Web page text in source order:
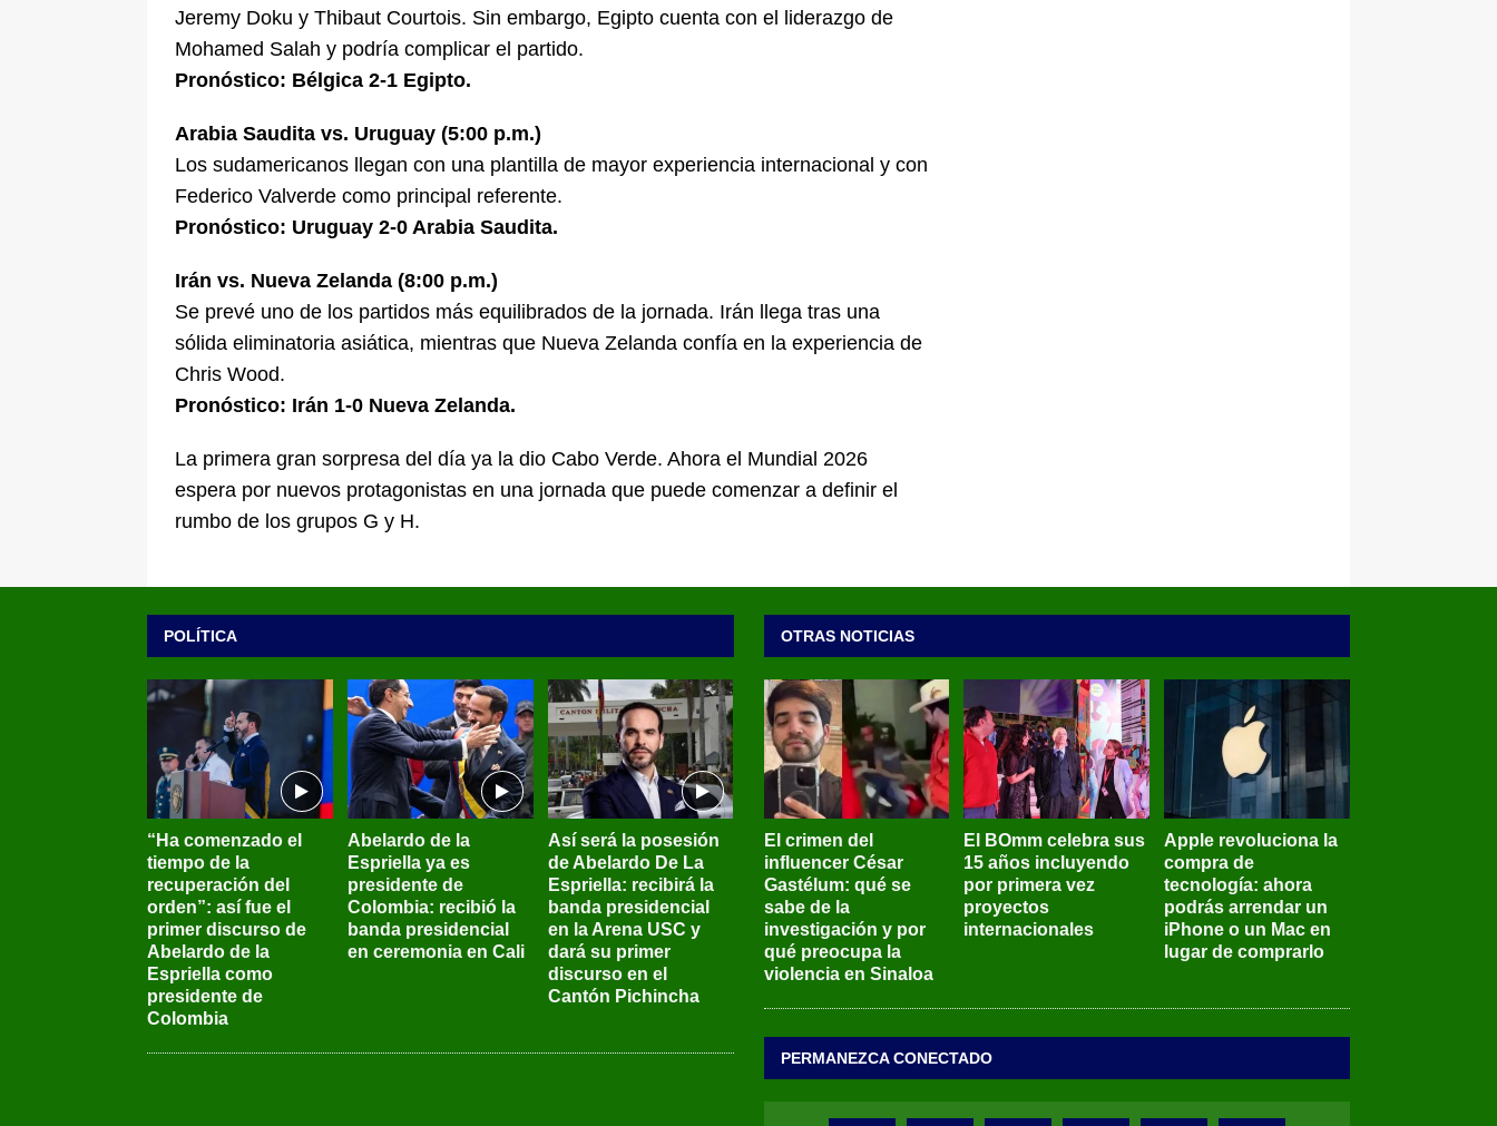
Jeremy Doku y Thibaut Courtois. Sin embargo, Egipto cuenta con el liderazgo de
Mohamed Salah y podría complicar el partido.
Pronóstico: Bélgica 2-1 Egipto.
Arabia Saudita vs. Uruguay (5:00 p.m.)
Los sudamericanos llegan con una plantilla de mayor experiencia internacional y con
Federico Valverde como principal referente.
Pronóstico: Uruguay 2-0 Arabia Saudita.
Irán vs. Nueva Zelanda (8:00 p.m.)
Se prevé uno de los partidos más equilibrados de la jornada. Irán llega tras una
sólida eliminatoria asiática, mientras que Nueva Zelanda confía en la experiencia de
Chris Wood.
Pronóstico: Irán 1-0 Nueva Zelanda.
La primera gran sorpresa del día ya la dio Cabo Verde. Ahora el Mundial 2026
espera por nuevos protagonistas en una jornada que puede comenzar a definir el
rumbo de los grupos G y H.
POLÍTICA
“Ha comenzado el
tiempo de la
recuperación del
orden”: así fue el
primer discurso de
Abelardo de la
Espriella como
presidente de
Colombia
Abelardo de la
Espriella ya es
presidente de
Colombia: recibió la
banda presidencial
en ceremonia en Cali
Así será la posesión
de Abelardo De La
Espriella: recibirá la
banda presidencial
en la Arena USC y
dará su primer
discurso en el
Cantón Pichincha
OTRAS NOTICIAS
El crimen del
influencer César
Gastélum: qué se
sabe de la
investigación y por
qué preocupa la
violencia en Sinaloa
El BOmm celebra sus
15 años incluyendo
por primera vez
proyectos
internacionales
Apple revoluciona la
compra de
tecnología: ahora
podrás arrendar un
iPhone o un Mac en
lugar de comprarlo
PERMANEZCA CONECTADO